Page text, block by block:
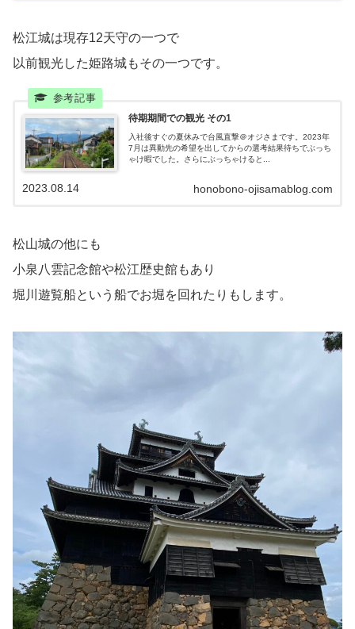
松江城は現存12天守の一つで
以前観光した姫路城もその一つです。
待期期間での観光 その1
入社後すぐの夏休みで台風直撃＠オジさまです。2023年
7月は異動先の希望を出してからの選考結果待ちでぶっち
ゃけ暇でした。さらにぶっちゃけると...
honobono-ojisamablog.com
2023.08.14
松山城の他にも
小泉八雲記念館や松江歴史館もあり
堀川遊覧船という船でお堀を回れたりもします。